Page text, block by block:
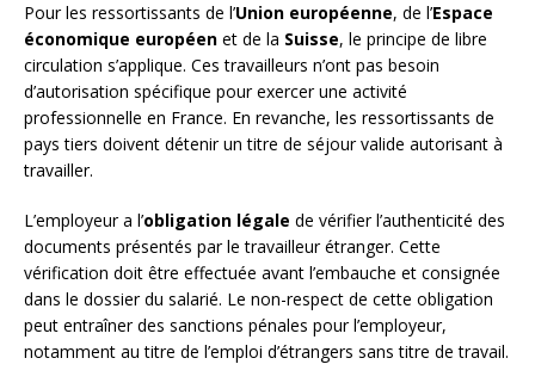
Pour les ressortissants de l’Union européenne, de l’Espace
économique européen et de la Suisse, le principe de libre
circulation s’applique. Ces travailleurs n’ont pas besoin
d’autorisation spécifique pour exercer une activité
professionnelle en France. En revanche, les ressortissants de
pays tiers doivent détenir un titre de séjour valide autorisant à
travailler.
L’employeur a l’obligation légale de vérifier l’authenticité des
documents présentés par le travailleur étranger. Cette
vérification doit être effectuée avant l’embauche et consignée
dans le dossier du salarié. Le non-respect de cette obligation
peut entraîner des sanctions pénales pour l’employeur,
notamment au titre de l’emploi d’étrangers sans titre de travail.